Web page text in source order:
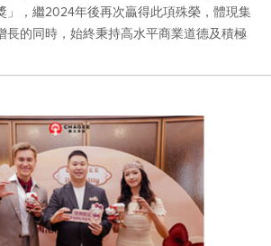
」，繼2024年後再次贏得此項殊榮，體現集
長的同時，始終秉持高水平商業道德及積極